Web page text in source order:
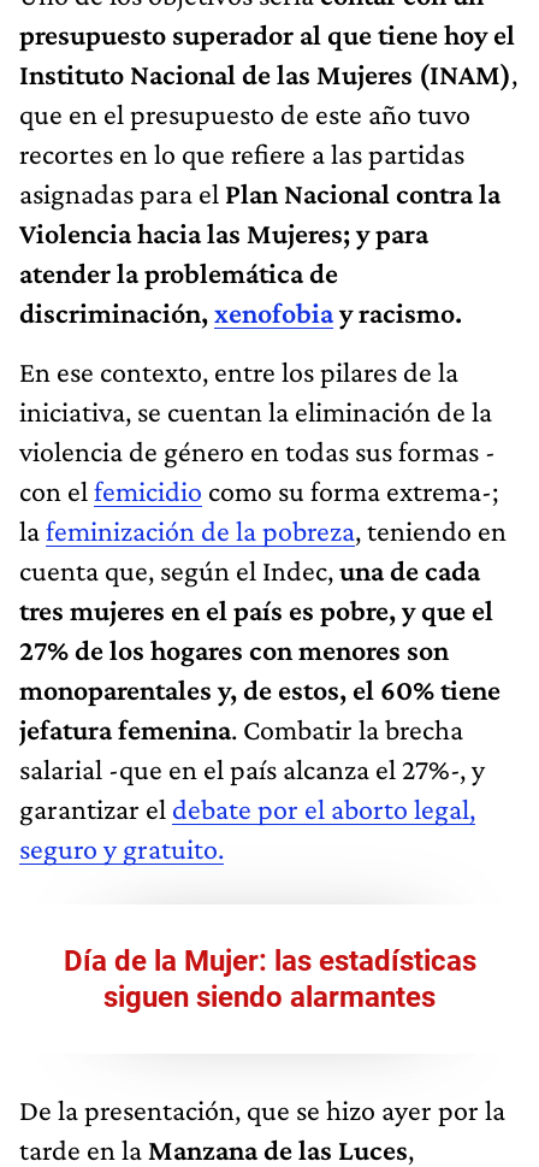
presupuesto superador al que tiene hoy el
Instituto Nacional de las Mujeres (INAM),
que en el presupuesto de este año tuvo
recortes en lo que refiere a las partidas
asignadas para el Plan Nacional contra la
Violencia hacia las Mujeres; y para
atender la problemática de
discriminación,xenofobiay racismo.
En ese contexto, entre los pilares de la
iniciativa, se cuentan la eliminación de la
violencia de género en todas sus formas -
con el femicidio como su forma extrema-;
lafeminización de la pobreza, teniendo en
cuenta que, según el Indec,una de cada
tres mujeres en el país es pobre, y que el
27% de los hogares con menores son
monoparentales y, de estos, el 60% tiene
jefatura femenina. Combatir la brecha
salarial -que en el país alcanza el 27%-, y
garantizar el debate por el aborto legal,
seguro y gratuito.
Día de la Mujer: las estadísticas
siguen siendo alarmantes
De la presentación, que se hizo ayer por la
tarde en la Manzana de las Luces,